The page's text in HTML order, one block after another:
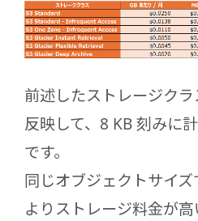
前述したストレージク
反映して、8 KB 刻みに
です。
同じオブジェクトサイズ
よりストレージ料金が